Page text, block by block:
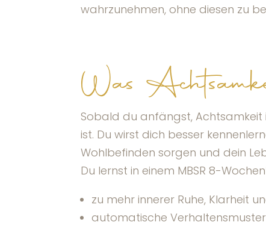
wahrzunehmen, ohne diesen zu
Was
Sobald du anfängst, Achtsamkeit
ist. Du wirst dich besser
Wohlbefinden sorgen und dein
Du lernst in einem MBSR 8-
zu mehr innerer Ruhe, Klarheit
automatische